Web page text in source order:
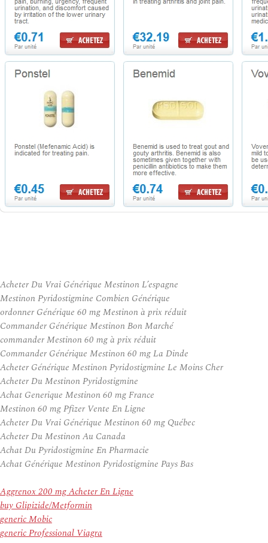
Acheter Du Vrai Générique Mestinon L’espagne
Mestinon Pyridostigmine Combien Générique
ordonner Générique 60 mg Mestinon à prix réduit
Commander Générique Mestinon Bon Marché
commander Mestinon 60 mg à prix réduit
Commander Générique Mestinon 60 mg La Dinde
Acheter Générique Mestinon Pyridostigmine Le Moins Cher
Acheter Du Mestinon Pyridostigmine
Achat Generique Mestinon 60 mg France
Mestinon 60 mg Pfizer Vente En Ligne
Acheter Du Vrai Générique Mestinon 60 mg Québec
Acheter Du Mestinon Au Canada
Achat Du Pyridostigmine En Pharmacie
Achat Générique Mestinon Pyridostigmine Pays Bas
Aggrenox 200 mg Acheter En Ligne
buy Glipizide/Metformin
generic Mobic
generic Professional Viagra